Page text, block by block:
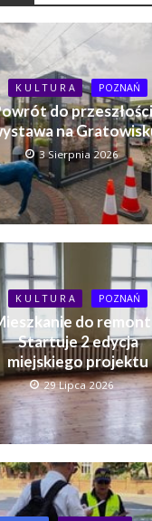
K U L T U R A POZNAŃ
do
na
3 Sierpnia 2026
K U L T U R A POZNAŃ
do
Startuje 2 edycja
miejskiego projektu
29 Lipca 2026